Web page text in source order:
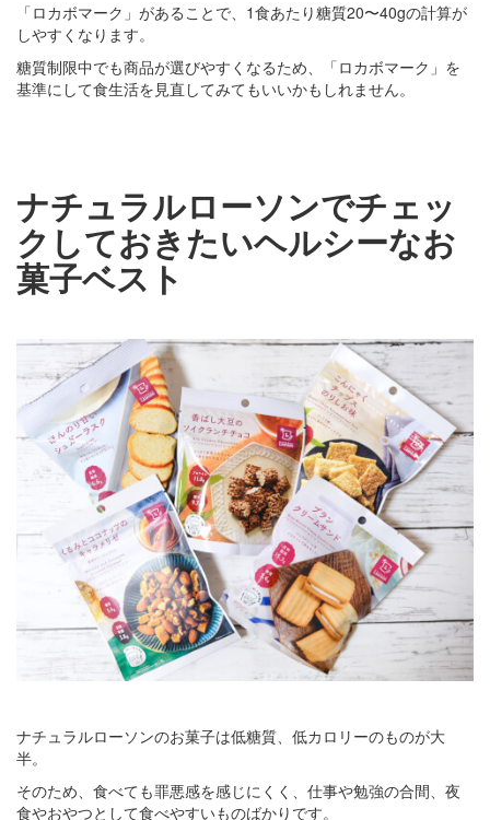
「ロカボマーク」があることで、1食あたり糖質20〜40gの計算が
しやすくなります。
糖質制限中でも商品が選びやすくなるため、「ロカボマーク」を
基準にして食生活を見直してみてもいいかもしれません。
ナチュラルローソンでチェッ
クしておきたいヘルシーなお
菓子ベスト
ナチュラルローソンのお菓子は低糖質、低カロリーのものが大
半。
そのため、食べても罪悪感を感じにくく、仕事や勉強の合間、夜
食やおやつとして食べやすいものばかりです。